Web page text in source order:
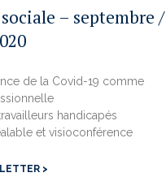
– septembre /
de la Covid-19 comme
handicapés
et visioconférence
>